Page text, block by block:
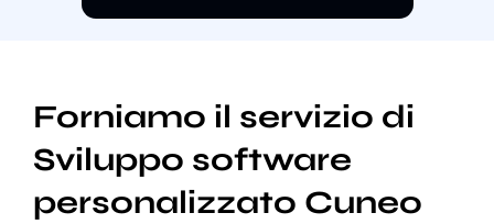
Forniamo il servizio di
Sviluppo software
personalizzato Cuneo